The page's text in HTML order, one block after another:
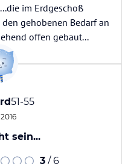
im Erdgeschoß
gehobenen Bedarf an
offen gebaut...
51-55
sein...
3 / 6